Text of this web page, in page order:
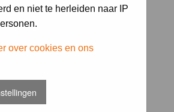
en niet te herleiden naar IP
over cookies en ons
username and
in.